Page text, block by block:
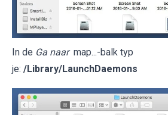
In de Ga naar map...-balk typ
je: /Library/LaunchDaemons